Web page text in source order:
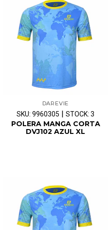
DAREVIE
SKU: 9960305 | STOCK: 3
POLERA MANGA CORTA
DVJ102 AZUL XL